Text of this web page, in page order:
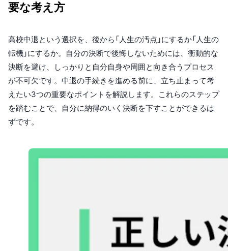
要な考え方
高校中退という選択を、後から「人生の汚点」にするか「人生の
転機」にするか。自分の決断で後悔しないためには、衝動的な
決断を避け、しっかりと自分自身や周囲と向き合うプロセス
が不可欠です。中退の手続きを進める前に、立ち止まって考
えたい3つの重要なポイントを解説します。これらのステップ
を踏むことで、自分に納得のいく決断を下すことができるは
ずです。